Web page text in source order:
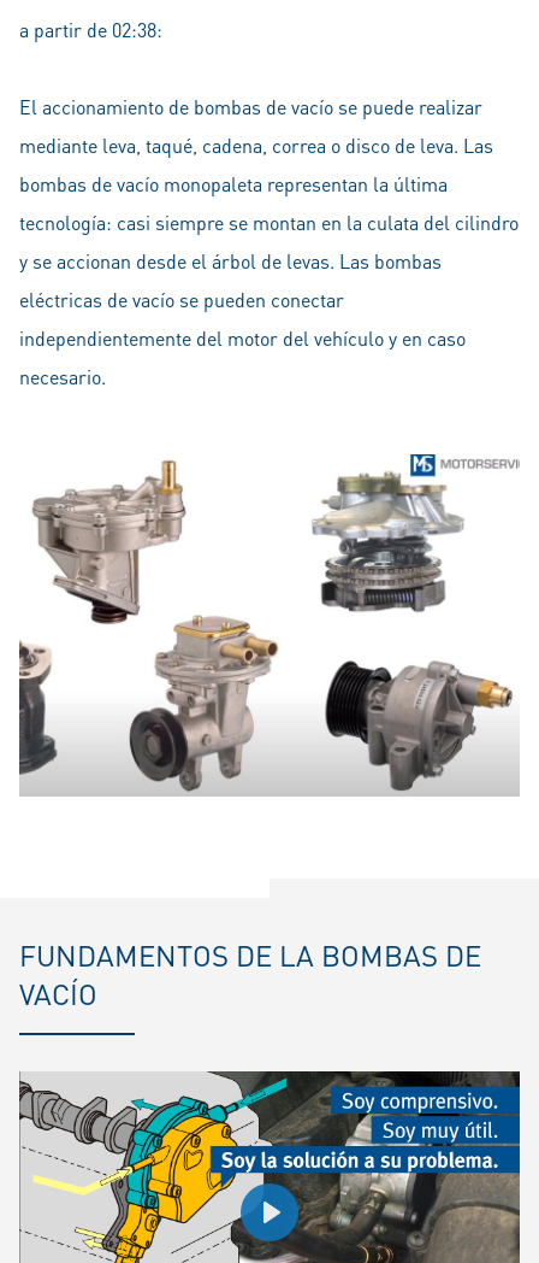
a partir de 02:38:
El accionamiento de bombas de vacío se puede realizar
mediante leva, taqué, cadena, correa o disco de leva. Las
bombas de vacío monopaleta representan la última
tecnología: casi siempre se montan en la culata del cilindro
y se accionan desde el árbol de levas. Las bombas
eléctricas de vacío se pueden conectar
independientemente del motor del vehículo y en caso
necesario.
FUNDAMENTOS DE LA BOMBAS DE
VACÍO
Play